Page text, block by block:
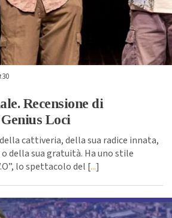
Recensione di
Loci
della cattiveria, della sua radice innata,
della sua gratuità. Ha uno stile
lo spettacolo del [...]